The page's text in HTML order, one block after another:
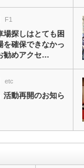
F1
場探しはとても困
確保できなかっ
勧めアクセ…
etc
活動再開のお知ら